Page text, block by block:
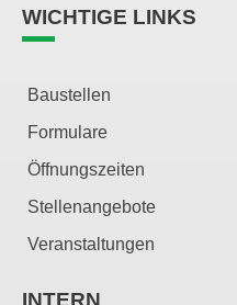
WICHTIGE LINKS
Baustellen
Formulare
Öffnungszeiten
Stellenangebote
Veranstaltungen
INTERN